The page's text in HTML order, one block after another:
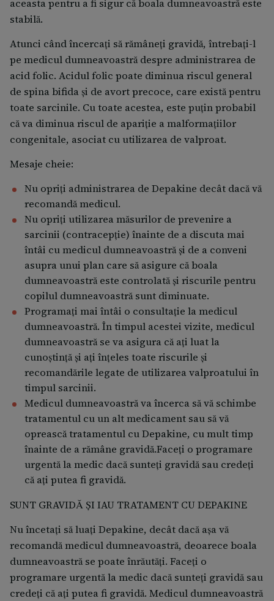
aceasta pentru a fi sigur că boala dumneavoastră este
stabilă.
Atunci când încercaţi să rămâneţi gravidă, întrebaţi-l
pe medicul dumneavoastră despre administrarea de
acid folic. Acidul folic poate diminua riscul general
de spina bifida şi de avort precoce, care există pentru
toate sarcinile. Cu toate acestea, este puţin probabil
că va diminua riscul de apariţie a malformaţiilor
congenitale, asociat cu utilizarea de valproat.
Mesaje cheie:
Nu opriţi administrarea de Depakine decât dacă vă
recomandă medicul.
Nu opriţi utilizarea măsurilor de prevenire a
sarcinii (contracepţie) înainte de a discuta mai
întâi cu medicul dumneavoastră şi de a conveni
asupra unui plan care să asigure că boala
dumneavoastră este controlată şi riscurile pentru
copilul dumneavoastră sunt diminuate.
Programați mai întâi o consultație la medicul
dumneavoastră. În timpul acestei vizite, medicul
dumneavoastră se va asigura că ați luat la
cunoștință și ați înțeles toate riscurile și
recomandările legate de utilizarea valproatului în
timpul sarcinii.
Medicul dumneavoastră va încerca să vă schimbe
tratamentul cu un alt medicament sau să vă
oprească tratamentul cu Depakine, cu mult timp
înainte de a rămâne gravidă.Faceţi o programare
urgentă la medic dacă sunteţi gravidă sau credeţi
că aţi putea fi gravidă.
SUNT GRAVIDĂ ȘI IAU TRATAMENT CU DEPAKINE
Nu încetați să luați Depakine, decât dacă așa vă
recomandă medicul dumneavoastră, deoarece boala
dumneavoastră se poate înrăutăți. Faceţi o
programare urgentă la medic dacă sunteţi gravidă sau
credeţi că aţi putea fi gravidă. Medicul dumneavoastră